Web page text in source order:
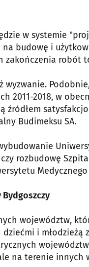
w systemie
budowę i
zakończenia robót
wyzwanie.
2011-2018, w
źródłem
Budimeksu SA.
rozbudowę
Bydgoszczy
województw,
i
na terenie innych